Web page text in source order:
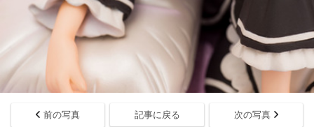
前の写真 記事に戻る 次の写真